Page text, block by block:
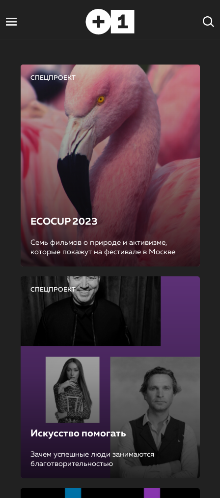
СПЕЦПРОЕКТ
ECOCUP 2023
Семь фильмов о природе и активизме,
которые покажут на фестивале в Москве
СПЕЦПРОЕКТ
Искусство помогать
Зачем успешные люди занимаются
благотворительностью